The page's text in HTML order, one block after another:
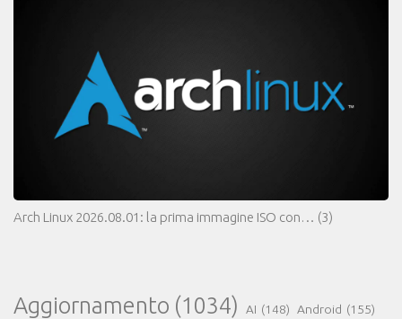
Arch Linux 2026.08.01: la prima immagine ISO con… (3)
Aggiornamento (1034) AI (148) Android (155)